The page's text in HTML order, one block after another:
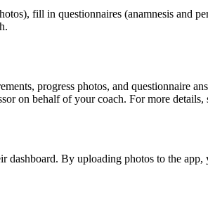
fill in questionnaires (anamnesis and
progress photos, and questionnaire
on behalf of your coach. For more
By uploading photos to the app,